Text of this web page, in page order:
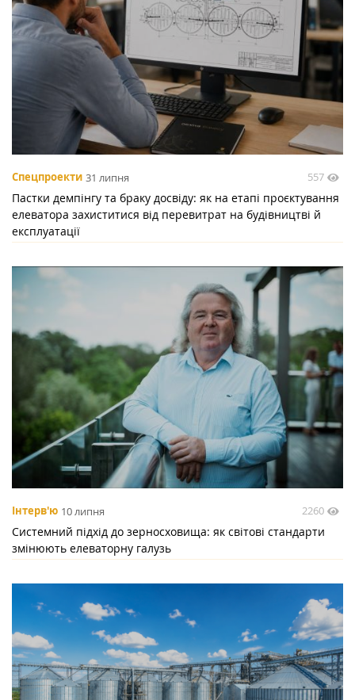
Спецпроекти 31 липня 557
Пастки демпінгу та браку досвіду: як на етапі проєктування
елеватора захиститися від перевитрат на будівництві й
експлуатації
Інтерв'ю 10 липня 2260
Системний підхід до зерносховища: як світові стандарти
змінюють елеваторну галузь